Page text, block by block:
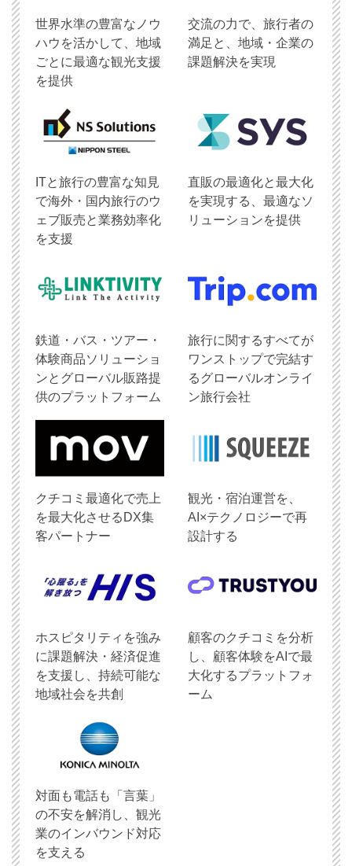
世界水準の豊富なノウ
ハウを活かして、地域
ごとに最適な観光支援
を提供
交流の力で、旅行者の
満足と、地域・企業の
課題解決を実現
ITと旅行の豊富な知見
で海外・国内旅行のウ
ェブ販売と業務効率化
を支援
直販の最適化と最大化
を実現する、最適なソ
リューションを提供
鉄道・バス・ツアー・
体験商品ソリューショ
ンとグローバル販路提
供のプラットフォーム
旅行に関するすべてが
ワンストップで完結す
るグローバルオンライ
ン旅行会社
クチコミ最適化で売上
を最大化させるDX集
客パートナー
観光・宿泊運営を、
AI×テクノロジーで再
設計する
ホスピタリティを強み
に課題解決・経済促進
を支援し、持続可能な
地域社会を共創
顧客のクチコミを分析
し、顧客体験をAIで最
大化するプラットフォ
ーム
対面も電話も「言葉」
の不安を解消し、観光
業のインバウンド対応
を支える